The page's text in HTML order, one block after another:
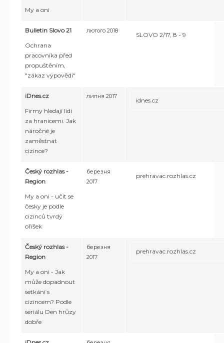
My a oni
Bulletin Slovo 21
Ochrana
pracovníka před
propuštěním,
"zákaz výpovědi"
лютого 2018
SLOVO 2/17, 8 - 9
iDnes.cz
Firmy hledají lidi
za hranicemi. Jak
náročné je
zaměstnat
cizince?
липня 2017
idnes.cz
Český rozhlas -
Region
My a oni - učit se
česky je podle
cizinců tvrdý
oříšek
березня
2017
prehravac.rozhlas.cz
Český rozhlas -
Region
My a oni - Jak
může dopadnout
setkání s
cizincem? Podle
seriálu Den hrůzy
dobře
березня
2017
prehravac.rozhlas.cz